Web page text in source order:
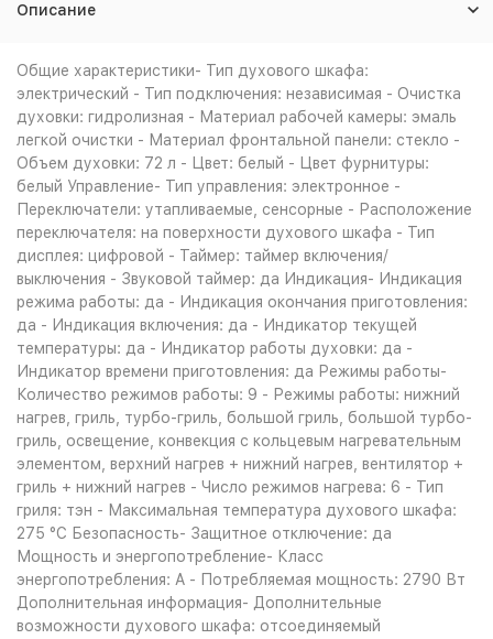
Описание
Общие характеристики- Тип духового шкафа:
электрический - Тип подключения: независимая - Очистка
духовки: гидролизная - Материал рабочей камеры: эмаль
легкой очистки - Материал фронтальной панели: стекло -
Объем духовки: 72 л - Цвет: белый - Цвет фурнитуры:
белый Управление- Тип управления: электронное -
Переключатели: утапливаемые, сенсорные - Расположение
переключателя: на поверхности духового шкафа - Тип
дисплея: цифровой - Таймер: таймер включения/
выключения - Звуковой таймер: да Индикация- Индикация
режима работы: да - Индикация окончания приготовления:
да - Индикация включения: да - Индикатор текущей
температуры: да - Индикатор работы духовки: да -
Индикатор времени приготовления: да Режимы работы-
Количество режимов работы: 9 - Режимы работы: нижний
нагрев, гриль, турбо-гриль, большой гриль, большой турбо-
гриль, освещение, конвекция с кольцевым нагревательным
элементом, верхний нагрев + нижний нагрев, вентилятор +
гриль + нижний нагрев - Число режимов нагрева: 6 - Тип
гриля: тэн - Максимальная температура духового шкафа:
275 °С Безопасность- Защитное отключение: да
Мощность и энергопотребление- Класс
энергопотребления: A - Потребляемая мощность: 2790 Вт
Дополнительная информация- Дополнительные
возможности духового шкафа: отсоединяемый